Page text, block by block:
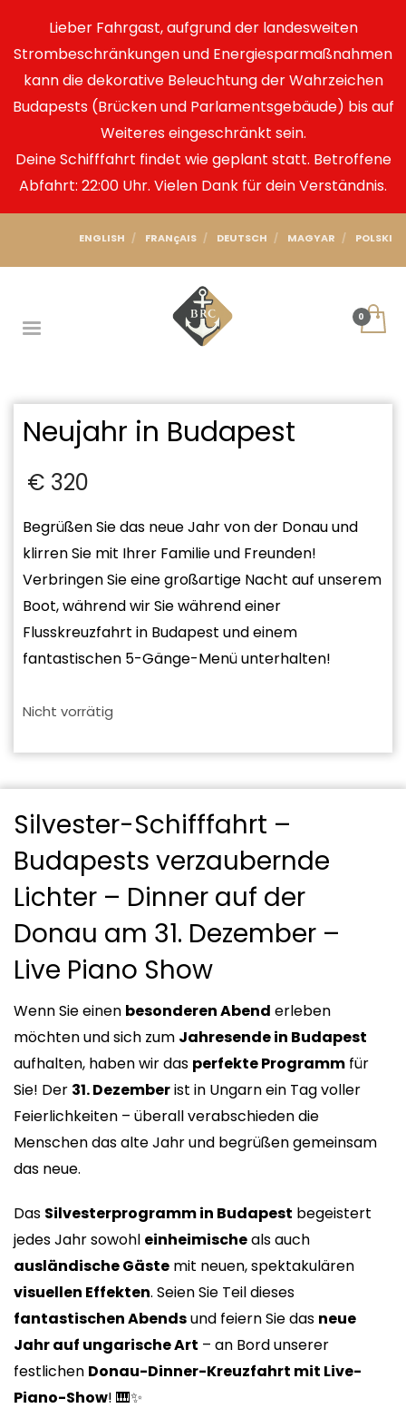
Lieber Fahrgast, aufgrund der landesweiten
Strombeschränkungen und Energiesparmaßnahmen
kann die dekorative Beleuchtung der Wahrzeichen
Budapests (Brücken und Parlamentsgebäude) bis auf
Weiteres eingeschränkt sein.
Deine Schifffahrt findet wie geplant statt. Betroffene
Abfahrt: 22:00 Uhr. Vielen Dank für dein Verständnis.
ENGLISH FRANçAIS DEUTSCH MAGYAR POLSKI
Neujahr in Budapest
€ 320
Begrüßen Sie das neue Jahr von der Donau und
klirren Sie mit Ihrer Familie und Freunden!
Verbringen Sie eine großartige Nacht auf unserem
Boot, während wir Sie während einer
Flusskreuzfahrt in Budapest und einem
fantastischen 5-Gänge-Menü unterhalten!
Nicht vorrätig
Silvester-Schifffahrt –
Budapests verzaubernde
Lichter – Dinner auf der
Donau am 31. Dezember –
Live Piano Show
Wenn Sie einen besonderen Abend erleben
möchten und sich zum Jahresende in Budapest
aufhalten, haben wir das perfekte Programm für
Sie! Der 31. Dezemberist in Ungarn ein Tag voller
Feierlichkeiten – überall verabschieden die
Menschen das alte Jahr und begrüßen gemeinsam
das neue.
Das Silvesterprogramm in Budapest begeistert
jedes Jahr sowohl einheimischeals auch
ausländische Gäste mit neuen, spektakulären
visuellen Effekten. Seien Sie Teil dieses
fantastischen Abendsund feiern Sie das neue
Jahr auf ungarische Art – an Bord unserer
festlichen Donau-Dinner-Kreuzfahrt mit Live-
Piano-Show! 🎹✨